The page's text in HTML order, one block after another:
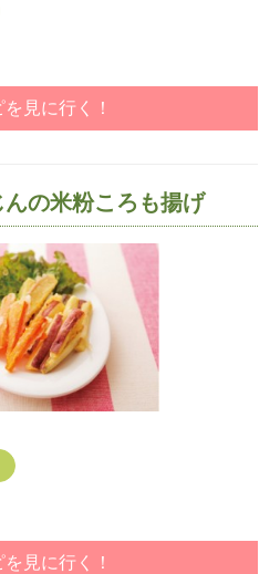
を見に行く！
の米粉ころも揚げ
を見に行く！